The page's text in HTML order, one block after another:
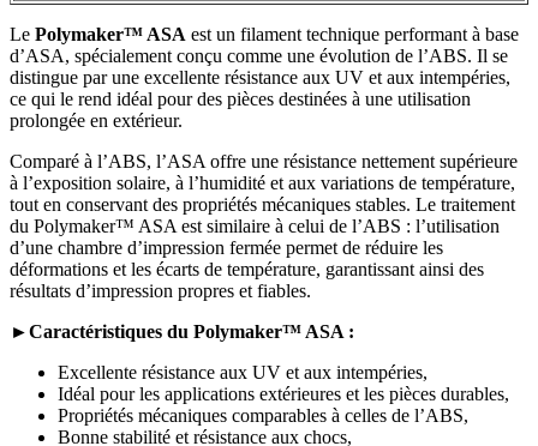
Le Polymaker™ ASA est un filament technique performant à base
d’ASA, spécialement conçu comme une évolution de l’ABS. Il se
distingue par une excellente résistance aux UV et aux intempéries,
ce qui le rend idéal pour des pièces destinées à une utilisation
prolongée en extérieur.
Comparé à l’ABS, l’ASA offre une résistance nettement supérieure
à l’exposition solaire, à l’humidité et aux variations de température,
tout en conservant des propriétés mécaniques stables. Le traitement
du Polymaker™ ASA est similaire à celui de l’ABS : l’utilisation
d’une chambre d’impression fermée permet de réduire les
déformations et les écarts de température, garantissant ainsi des
résultats d’impression propres et fiables.
►Caractéristiques du Polymaker™ ASA :
Excellente résistance aux UV et aux intempéries,
Idéal pour les applications extérieures et les pièces durables,
Propriétés mécaniques comparables à celles de l’ABS,
Bonne stabilité et résistance aux chocs,